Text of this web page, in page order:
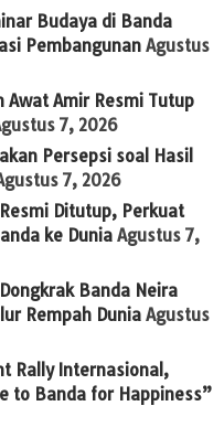
Budaya di Banda
Pembangunan Agustus
Awat Amir Resmi Tutup
7, 2026
Persepsi soal Hasil
7, 2026
Ditutup, Perkuat
ke Dunia Agustus 7,
Banda Neira
Rempah Dunia Agustus
Rally Internasional,
to Banda for Happiness”